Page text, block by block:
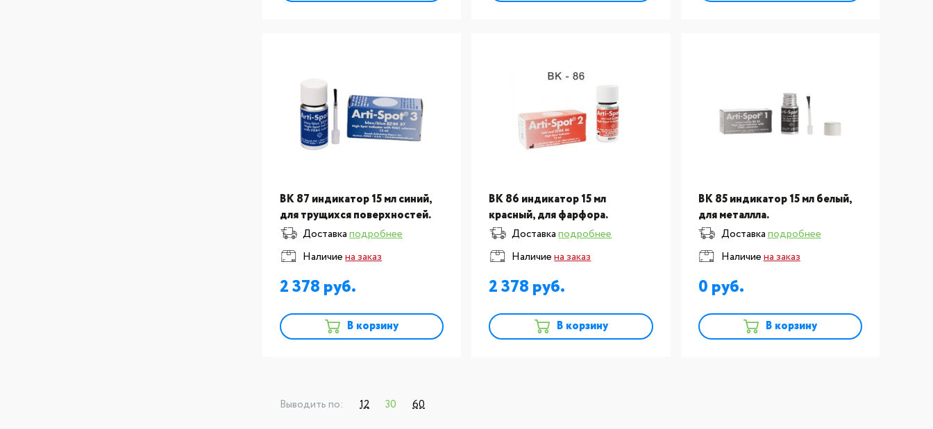
BK 87 индикатор 15 мл синий,
для трущихся поверхностей.
Доставкаподробнее
Наличиена заказ
2 378
В корзину
BK 86 индикатор 15 мл
красный, для фарфора.
Доставкаподробнее
Наличиена заказ
2 378
В корзину
BK 85 индикатор 15 мл белый,
для металлла.
Доставкаподробнее
Наличиена заказ
0
В корзину
Выводить по: 12 30 60